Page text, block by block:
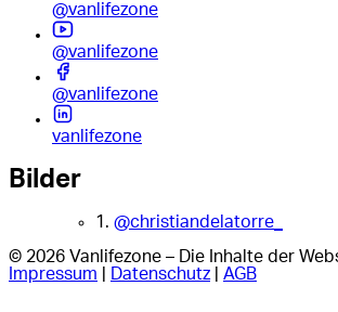
@vanlifezone
@vanlifezone
@vanlifezone
vanlifezone
Bilder
1. @christiandelatorre_
© 2026 Vanlifezone – Die Inhalte der
Impressum
Datenschutz| AGB